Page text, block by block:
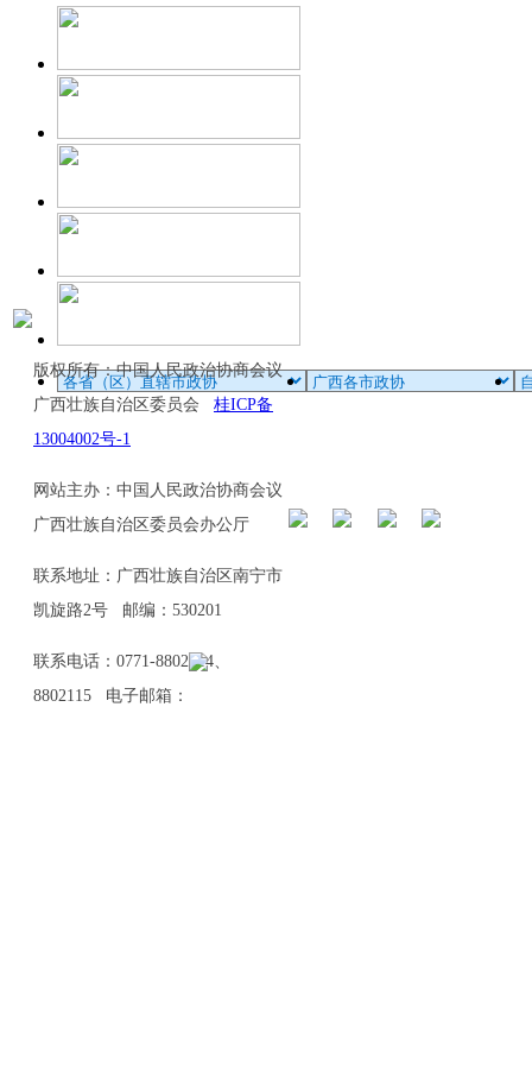
版权所有：中国人民政治协商会议
广西壮族自治区委员会 桂ICP备
13004002号-1
网站主办：中国人民政治协商会议
广西壮族自治区委员会办公厅
联系地址：广西壮族自治区南宁市
凯旋路2号 邮编：530201
联系电话：0771-8802114、
8802115 电子邮箱：